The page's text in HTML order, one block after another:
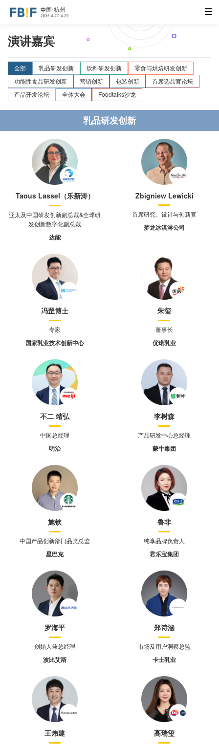
演讲嘉宾
全部 乳品研发创新 饮料研发创新
零食与烘焙研发创新
功能性食品研发创新
营销创新 包装创新
首席选品官论坛
产品开发论坛
全体大会 Foodtalks沙龙
乳品研发创新
Taous Lassel（乐新涛）
亚太及中国研发创新副总裁&全球研
发创新数字化副总裁
达能
Zbigniew Lewicki
首席研究、设计与创新官
梦龙冰淇淋公司
冯罡博士
专家
国家乳业技术创新中心
朱玺
董事长
优诺乳业
不二 靖弘
中国总经理
明治
李树森
产品研发中心总经理
蒙牛集团
施钦
中国产品创新部门品类总监
星巴克
鲁非
纯享品牌负责人
君乐宝集团
罗海平
创始人兼总经理
波比艾斯
郑诗涵
市场及用户洞察总监
卡士乳业
王炜建 高瑞玺